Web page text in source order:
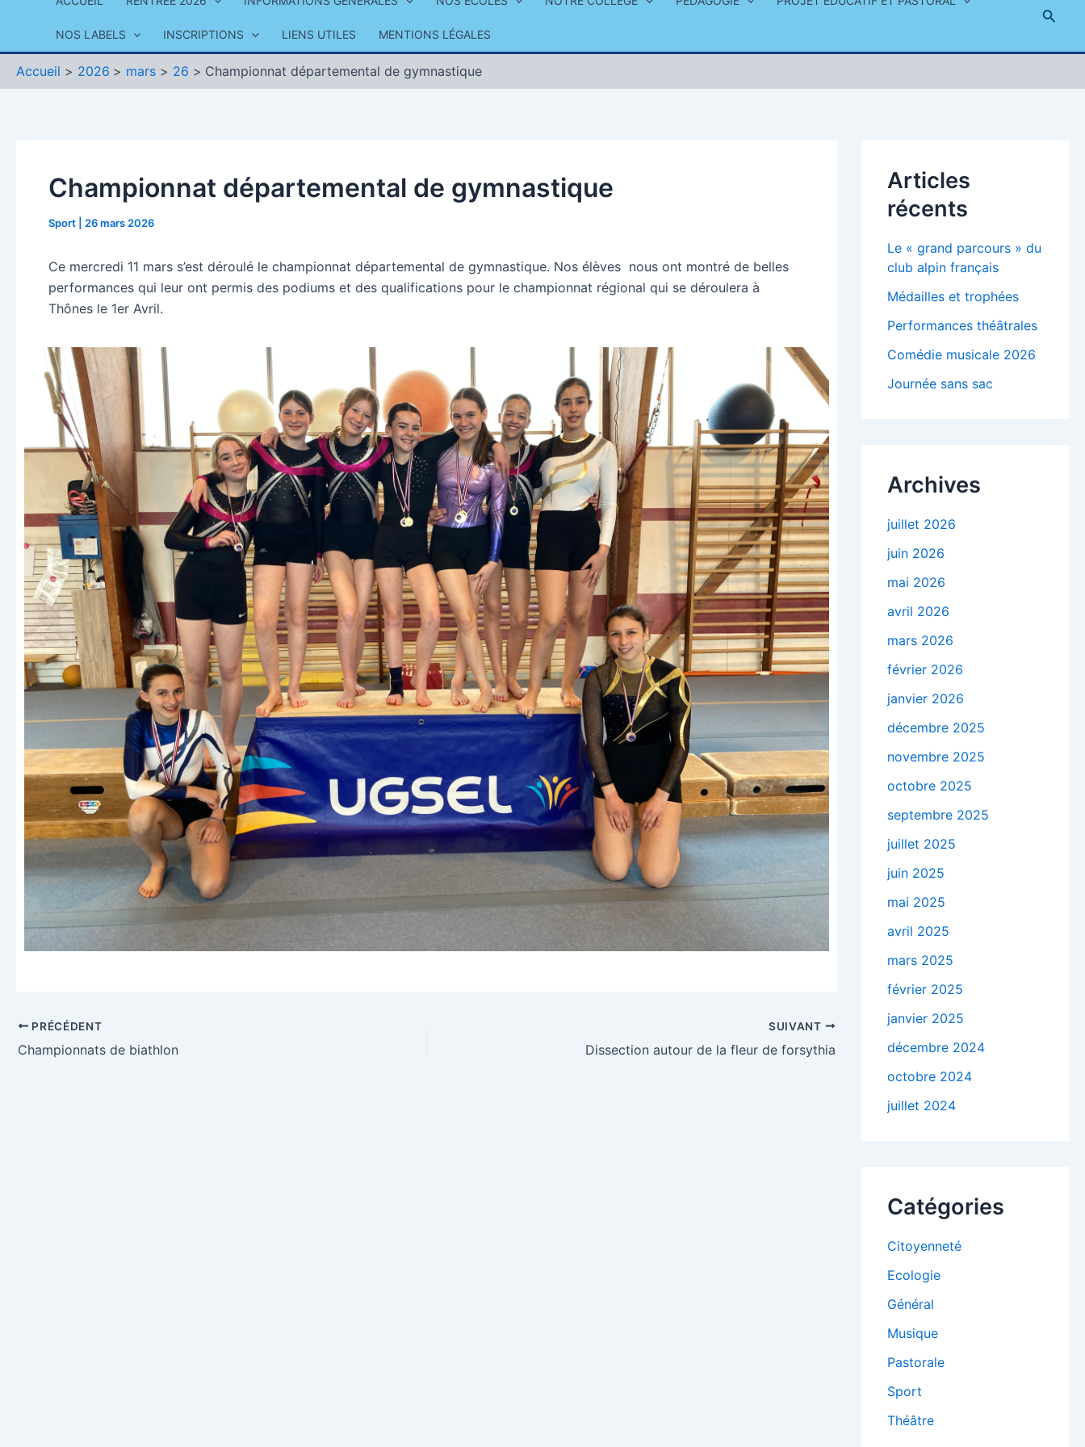
NOS LABELS INSCRIPTIONS LIENS UTILES MENTIONS LÉGALES
Accueil 2026 mars 26 Championnat départemental de gymnastique
Championnat départemental de gymnastique
Sport 26 mars 2026
Ce mercredi 11 mars s’est déroulé le championnat départemental de gymnastique. Nos élèves nous ont montré de belles
performances qui leur ont permis des podiums et des qualifications pour le championnat régional qui se déroulera à
Thônes le 1er Avril.
Navigation
des
PRÉCÉDENT
Championnats de biathlon
SUIVANT
Dissection autour de la fleur de forsythia
Articles
récents
Le « grand parcours » du
club alpin français
Médailles et trophées
Performances théâtrales
Comédie musicale 2026
Journée sans sac
Archives
juillet 2026
juin 2026
mai 2026
avril 2026
mars 2026
février 2026
janvier 2026
décembre 2025
novembre 2025
octobre 2025
septembre 2025
juillet 2025
juin 2025
mai 2025
avril 2025
mars 2025
février 2025
janvier 2025
décembre 2024
octobre 2024
juillet 2024
Catégories
Citoyenneté
Ecologie
Général
Musique
Pastorale
Sport
Théâtre